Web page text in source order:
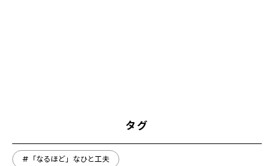
タグ
#「なるほど」なひと工夫